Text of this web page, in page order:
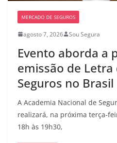
MERCADO DE SEGUROS
agosto 7, 2026 Sou Segura
Evento aborda a
emissão de Letra
Seguros no Brasil
A Academia Nacional de
realizará, na próxima terça-
18h às 19h30,